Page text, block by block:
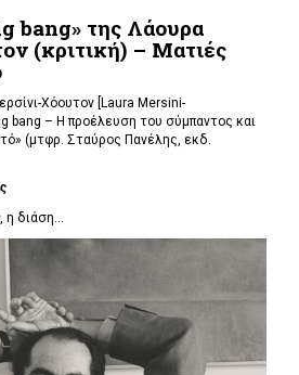
bang» της Λάουρα
(κριτική) – Ματιές
Χόουτον [Laura Mersini-
bang – Η προέλευση του σύμπαντος και
(μτφρ. Σταύρος Πανέλης, εκδ.
, η διάση...